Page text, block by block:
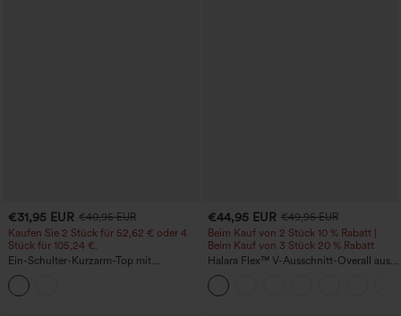
€31,95 EUR €40,95 EUR
Kaufen Sie 2 Stück für 52,62 € oder 4
Stück für 105,24 €.
Ein-Schulter-Kurzarm-Top mit
abgerundetem High-Low-Saum,
integriertem BH, gepunktet, lässig
€44,95 EUR €49,95 EUR
Beim Kauf von 2 Stück 10 % Rabatt |
Beim Kauf von 3 Stück 20 % Rabatt
Halara Flex™ V-Ausschnitt-Overall aus
gewaschenem Denim mit Taschen –
lässig